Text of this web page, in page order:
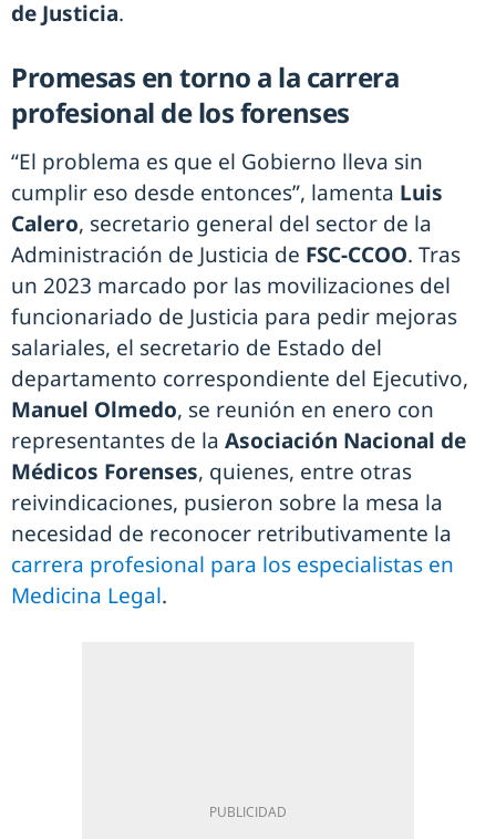
de Justicia.
Promesas en torno a la carrera
profesional de los forenses
“El problema es que el Gobierno lleva sin
cumplir eso desde entonces”, lamenta Luis
Calero, secretario general del sector de la
Administración de Justicia de FSC-CCOO. Tras
un 2023 marcado por las movilizaciones del
funcionariado de Justicia para pedir mejoras
salariales, el secretario de Estado del
departamento correspondiente del Ejecutivo,
Manuel Olmedo, se reunión en enero con
representantes de la Asociación Nacional de
Médicos Forenses, quienes, entre otras
reivindicaciones, pusieron sobre la mesa la
necesidad de reconocer retributivamente la
carrera profesional para los especialistas en
Medicina Legal.